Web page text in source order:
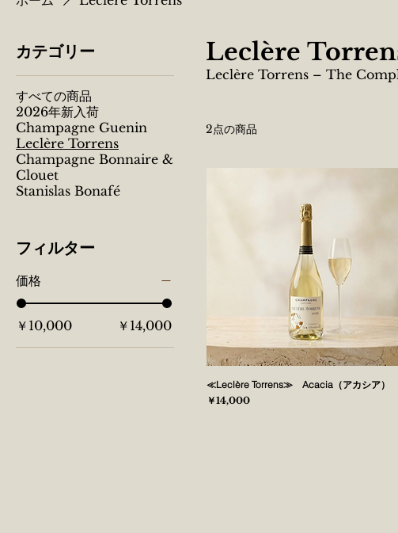
カテゴリー
すべての商品
2026年新入荷
Champagne Guenin
Leclère Torrens
Champagne Bonnaire &
Clouet
Stanislas Bonafé
フィルター
価格
￥10,000 ￥14,000
Leclère
Leclère Torrens – The
2点の商品
≪Leclère Torrens≫ Acacia（アカシア）
価格
￥14,000